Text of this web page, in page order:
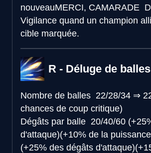
nouveauMERCI, CAMARADE
Vigilance quand un champion
cible marquée.
R - Déluge de balles
Nombre de balles 22/28/34 ⇒
chances de coup critique)
Dégâts par balle 20/40/60
d'attaque)(+10% de la
(+25% des dégâts